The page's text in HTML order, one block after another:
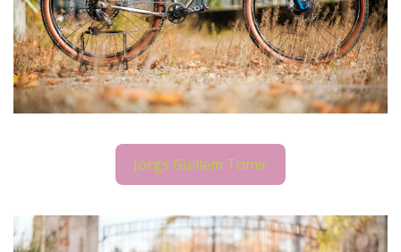
Jörgs Guillem Tomir